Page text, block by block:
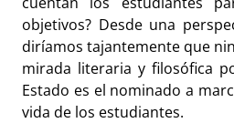
objetivos? Desde una
diríamos tajantemente que
mirada literaria y filosófica
Estado es el nominado a
vida de los estudiantes.